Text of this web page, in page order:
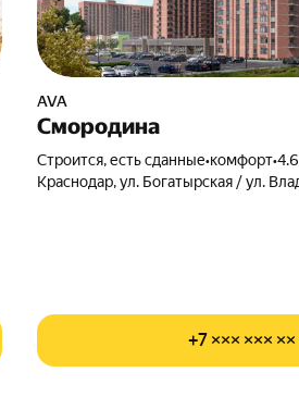
AVA
Смородина
Строится, есть сданные•комфорт•
Краснодар, ул. Богатырская / ул.
+7 ××× ××× ××